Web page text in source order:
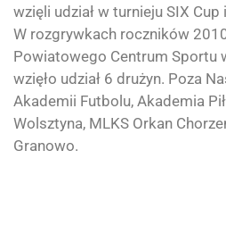
wzięli udział w turnieju SIX
W rozgrywkach roczników
Powiatowego Centrum Sportu
wzięło udział 6 drużyn. Poza
Akademii Futbolu, Akademia
Wolsztyna, MLKS Orkan
Granowo.